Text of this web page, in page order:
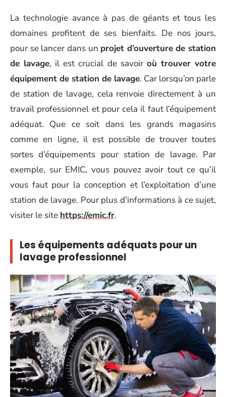
La technologie avance à pas de géants et tous les
domaines profitent de ses bienfaits. De nos jours,
pour se lancer dans un projet d’ouverture de station
de lavage, il est crucial de savoir où trouver votre
équipement de station de lavage. Car lorsqu’on parle
de station de lavage, cela renvoie directement à un
travail professionnel et pour cela il faut l’équipement
adéquat. Que ce soit dans les grands magasins
comme en ligne, il est possible de trouver toutes
sortes d’équipements pour station de lavage. Par
exemple, sur EMIC, vous pouvez avoir tout ce qu’il
vous faut pour la conception et l’exploitation d’une
station de lavage. Pour plus d’informations à ce sujet,
visiter le site https://emic.fr.
Les équipements adéquats pour un
lavage professionnel